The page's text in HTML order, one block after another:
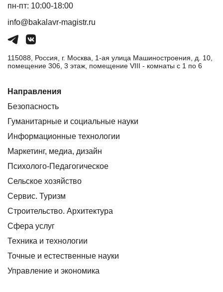
пн-пт: 10:00-18:00
info@bakalavr-magistr.ru
115088, Россия, г. Москва, 1-ая улица Машиностроения, д. 10,
помещение 306, 3 этаж, помещение VIII - комнаты с 1 по 6
Направления
Безопасность
Гуманитарные и социальные науки
Информационные технологии
Маркетинг, медиа, дизайн
Психолого-Педагогическое
Сельское хозяйство
Сервис. Туризм
Строительство. Архитектура
Сфера услуг
Техника и технологии
Точные и естественные науки
Управление и экономика